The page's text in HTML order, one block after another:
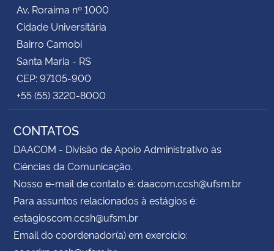
Av. Roraima nº 1000
Cidade Universitária
Bairro Camobi
Santa Maria - RS
CEP: 97105-900
+55 (55) 3220-8000
CONTATOS
DAACOM - Divisão de Apoio Administrativo às
Ciências da Comunicação.
Nosso e-mail de contato é: daacom.ccsh@ufsm.br
Para assuntos relacionados à estágios é:
estagioscom.ccsh@ufsm.br
Email do coordenador(a) em exercício: